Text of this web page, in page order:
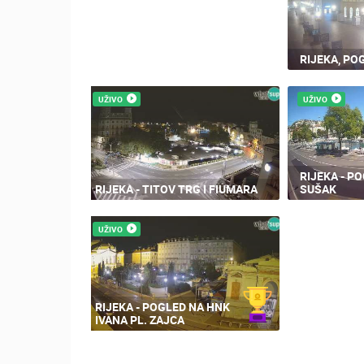
RIJEKA,
UŽIVO
RIJEKA - TITOV TRG I FIUMARA
UŽIVO
RIJEKA -
SUŠAK
UŽIVO
RIJEKA - POGLED NA HNK
IVANA PL. ZAJCA